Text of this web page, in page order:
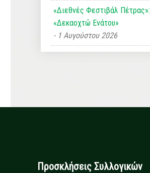
«Διεθνές Φεστιβάλ Πέτρας»:
«Δεκαοχτώ Ενάτου»
1 Αυγούστου 2026
Προσκλήσεις Συλλογικών